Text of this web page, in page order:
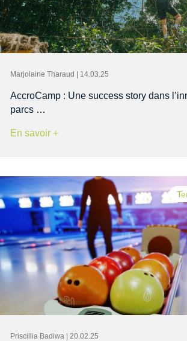
Marjolaine Tharaud | 14.03.25
AccroCamp : Une success story dans
parcs …
En savoir +
Priscillia Badiwa | 20.02.25